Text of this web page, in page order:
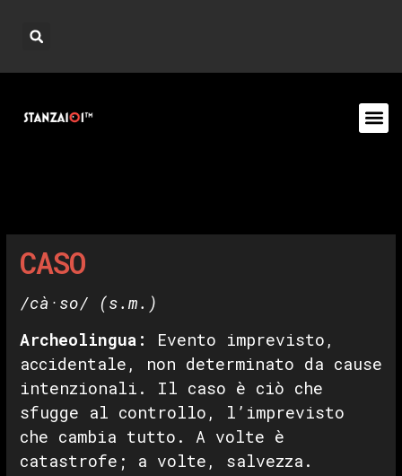
CASO
/cà·so/ (s.m.)
Archeolingua:
Evento imprevisto,
accidentale, non determinato da cause
intenzionali. Il caso è ciò che
sfugge al controllo, l’imprevisto
che cambia tutto. A volte è
catastrofe; a volte, salvezza.